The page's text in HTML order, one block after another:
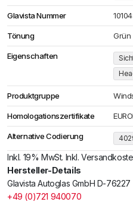
Glavista Nummer
Tönung Grün
Eigenschaften
Produktgruppe
Homologationszertifikate
Alternative Codierung
Inkl. 19% MwSt. Inkl.
Hersteller-Details
Glavista Autoglas GmbH D-76227
+49 (0)721 940070